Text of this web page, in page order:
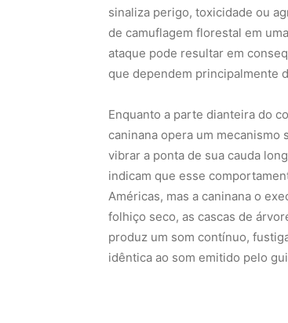
sinaliza perigo, toxicidade ou
de camuflagem florestal em
ataque pode resultar em
que dependem principalmente
Enquanto a parte dianteira do
caninana opera um
vibrar a ponta de sua cauda
indicam que esse
Américas, mas a caninana o
folhiço seco, as cascas de
produz um som contínuo,
idêntica ao som emitido pelo